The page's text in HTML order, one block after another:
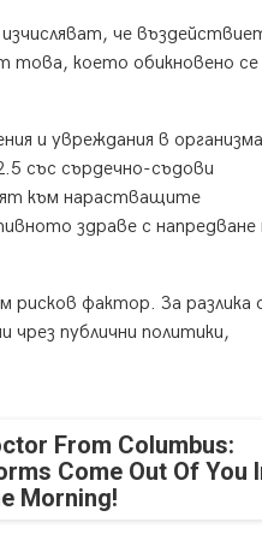
че
това, което обикновено се
и увреждания в
със сърдечно-съдови
към нарастващите
здраве с напредване
рисков фактор. За разлика
публични политики,
From Columbus:
Come Out Of You
Morning!